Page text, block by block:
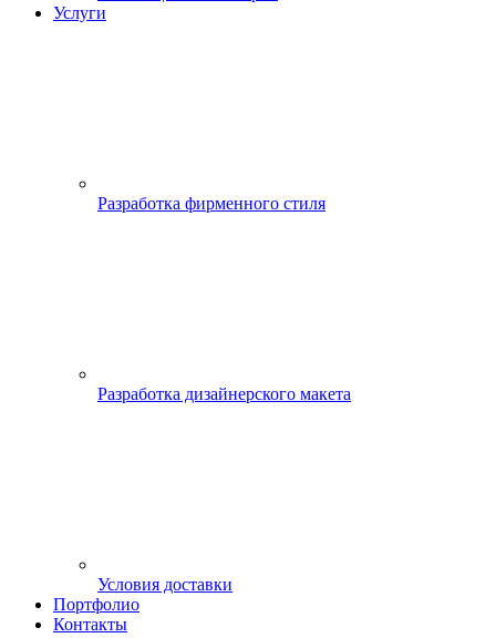
Услуги
Разработка фирменного стиля
Разработка дизайнерского макета
Условия доставки
Портфолио
Контакты